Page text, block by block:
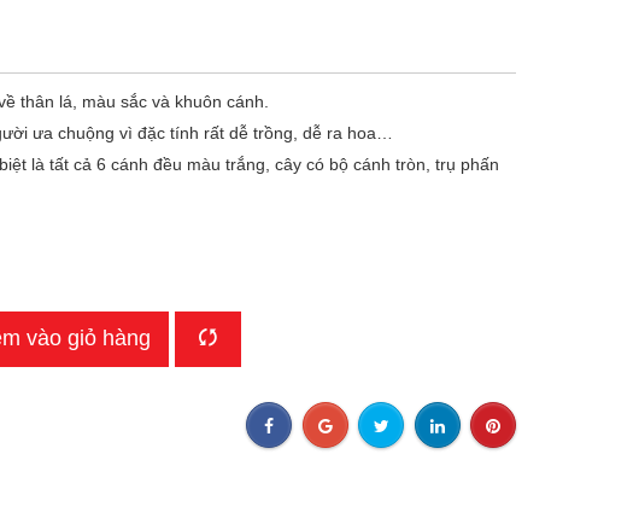
thân lá, màu sắc và khuôn cánh.
ưa chuộng vì đặc tính rất dễ trồng, dễ ra hoa…
là tất cả 6 cánh đều màu trắng, cây có bộ cánh tròn, trụ phấn
vào giỏ hàng